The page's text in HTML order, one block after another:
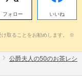
フォロー いいね
取ることをお勧めします。 ※
公爵夫人の50のお茶レシ